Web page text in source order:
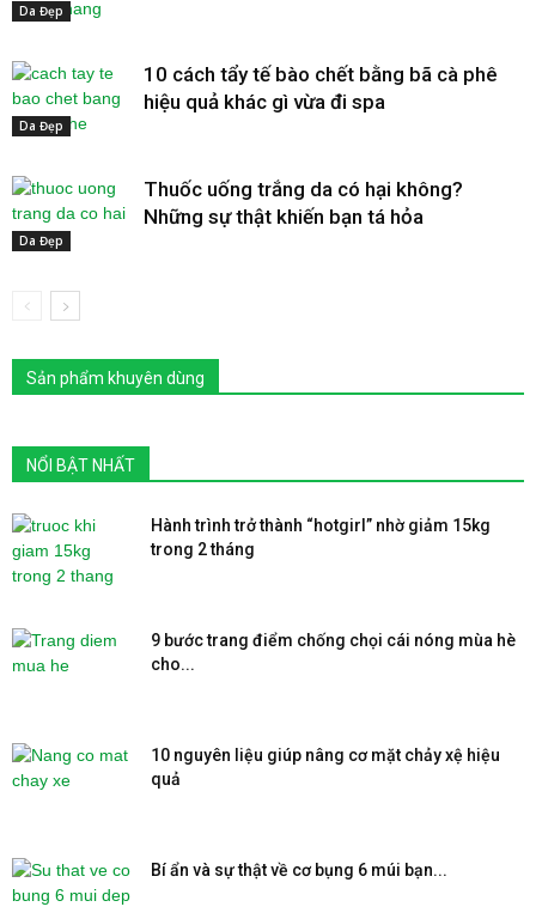
Da Đẹp
Da Đẹp
10 cách tẩy tế bào chết bằng bã cà phê
hiệu quả khác gì vừa đi spa
Da Đẹp
Thuốc uống trắng da có hại không?
Những sự thật khiến bạn tá hỏa
Sản phẩm khuyên dùng
NỔI BẬT NHẤT
Hành trình trở thành “hotgirl” nhờ giảm 15kg
trong 2 tháng
9 bước trang điểm chống chọi cái nóng mùa hè
cho...
10 nguyên liệu giúp nâng cơ mặt chảy xệ hiệu
quả
Bí ẩn và sự thật về cơ bụng 6 múi bạn...